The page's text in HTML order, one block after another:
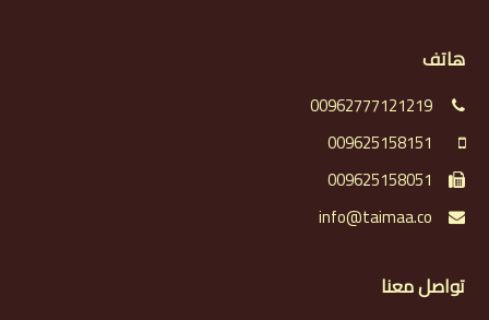
هاتف
00962777121219
009625158151
009625158051
info@taimaa.co
تواصل معنا